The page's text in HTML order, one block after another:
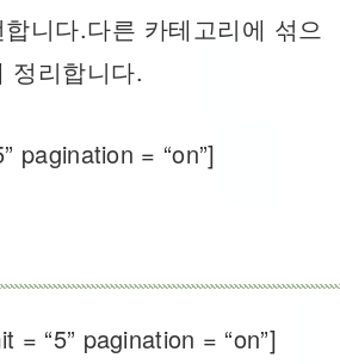
니다.다른 카테고리에 섞으
정리합니다.
pagination = “on”]
“5” pagination = “on”]